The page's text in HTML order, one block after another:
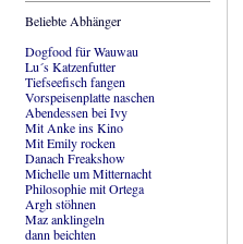
Beliebte Abhänger
Dogfood für Wauwau
Lu´s Katzenfutter
Tiefseefisch fangen
Vorspeisenplatte naschen
Abendessen bei Ivy
Mit Anke ins Kino
Mit Emily rocken
Danach Freakshow
Michelle um Mitternacht
Philosophie mit Ortega
Argh stöhnen
Maz anklingeln
dann beichten